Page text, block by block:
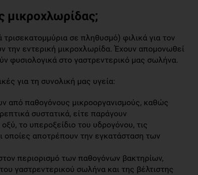
μικροχλωρίδας;
σε πληθυσμό) φιλικά για τον
την εντερική μικροχλωρίδα. Έχουν απομονωθεί
φυσιολογικά στο γαστρεντερικό μας σωλήνα.
για τη συνολική μας υγεία:
από παθογόνους μικροοργανισμούς, καθώς
συστατικά, είτε παράγουν
το υπεροξείδιο του υδρογόνου, τις
οποίες αποτρέπουν την εγκατάσταση των
περιορισμό των παθογόνων βακτηρίων,
γαστρεντερικού σωλήνα και της βέλτιστης